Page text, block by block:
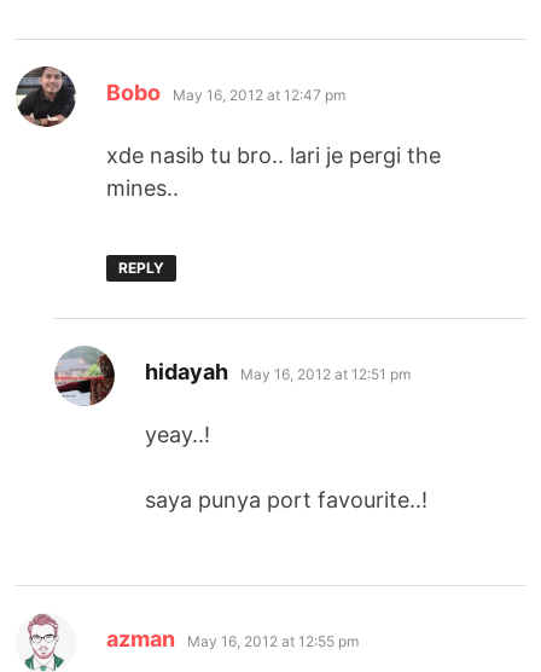
Bobo says:
May 16, 2012 at 12:47 pm
xde nasib tu bro.. lari je pergi the
mines..
REPLY
hidayah says:
May 16, 2012 at 12:51 pm
yeay..!
saya punya port favourite..!
azman says:
May 16, 2012 at 12:55 pm